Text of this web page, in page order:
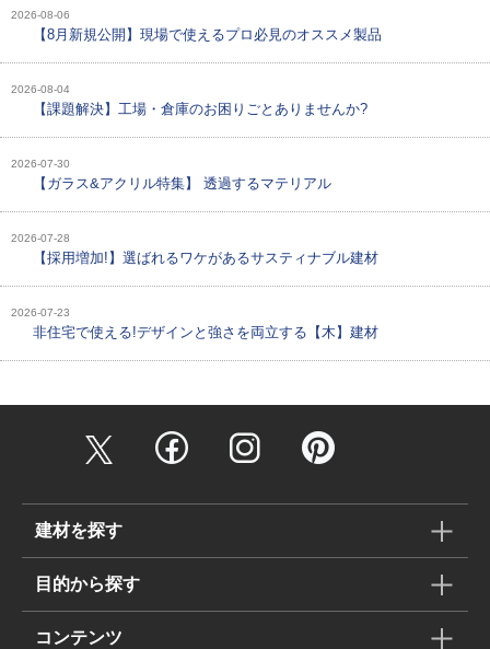
2026-08-06
【8月新規公開】現場で使えるプロ必見のオススメ製品
2026-08-04
【課題解決】工場・倉庫のお困りごとありませんか?
2026-07-30
【ガラス&アクリル特集】 透過するマテリアル
2026-07-28
【採用増加!】選ばれるワケがあるサスティナブル建材
2026-07-23
非住宅で使える!デザインと強さを両立する【木】建材
建材を探す
目的から探す
コンテンツ